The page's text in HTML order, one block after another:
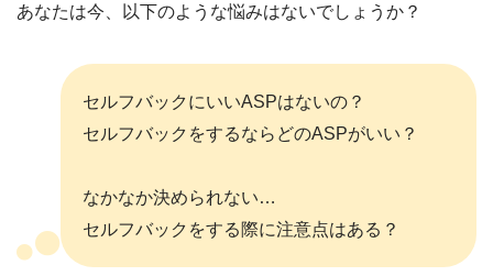
あなたは今、以下のような悩みはないでしょうか？
セルフバックにいいASPはないの？
セルフバックをするならどのASPがいい？
なかなか決められない…
セルフバックをする際に注意点はある？